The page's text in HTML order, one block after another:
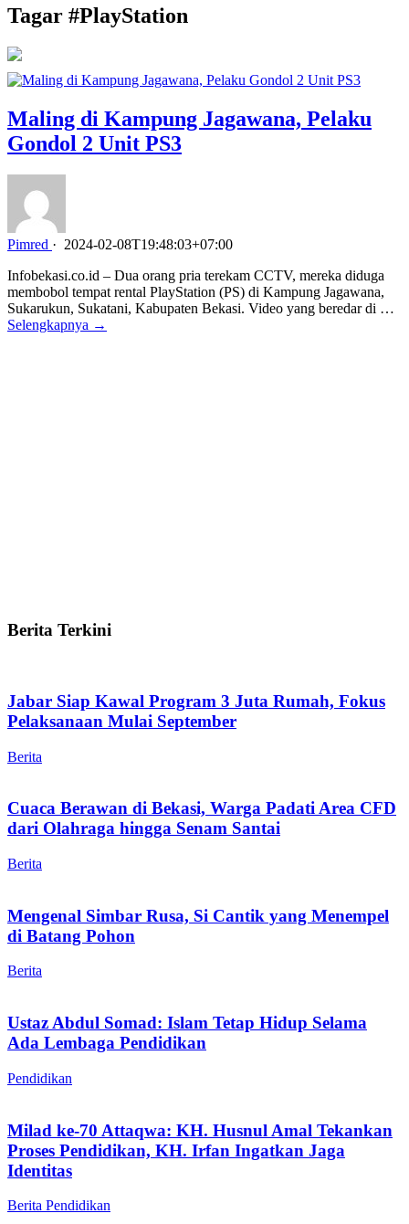
Tagar #PlayStation
Maling di Kampung Jagawana, Pelaku
Gondol 2 Unit PS3
Pimred · 2024-02-08T19:48:03+07:00
Infobekasi.co.id – Dua orang pria terekam CCTV, mereka diduga
membobol tempat rental PlayStation (PS) di Kampung Jagawana,
Sukarukun, Sukatani, Kabupaten Bekasi. Video yang beredar di …
Selengkapnya →
Berita Terkini
Jabar Siap Kawal Program 3 Juta Rumah, Fokus
Pelaksanaan Mulai September
Berita
Cuaca Berawan di Bekasi, Warga Padati Area CFD
dari Olahraga hingga Senam Santai
Berita
Mengenal Simbar Rusa, Si Cantik yang Menempel
di Batang Pohon
Berita
Ustaz Abdul Somad: Islam Tetap Hidup Selama
Ada Lembaga Pendidikan
Pendidikan
Milad ke-70 Attaqwa: KH. Husnul Amal Tekankan
Proses Pendidikan, KH. Irfan Ingatkan Jaga
Identitas
Berita Pendidikan